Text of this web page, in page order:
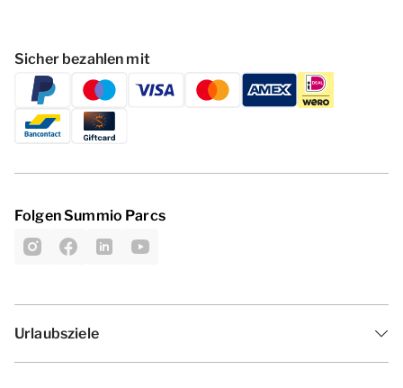
Sicher bezahlen mit
Folgen Summio Parcs
Urlaubsziele